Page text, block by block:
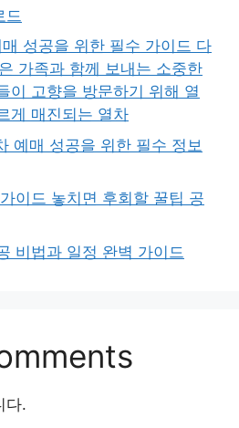
드
성공을 위한 필수 가이드 다
가족과 함께 보내는 소중한
이 고향을 방문하기 위해 열
게 매진되는 열차
예매 성공을 위한 필수 정보
이드 놓치면 후회할 꿀팁 공
비법과 일정 완벽 가이드
다.